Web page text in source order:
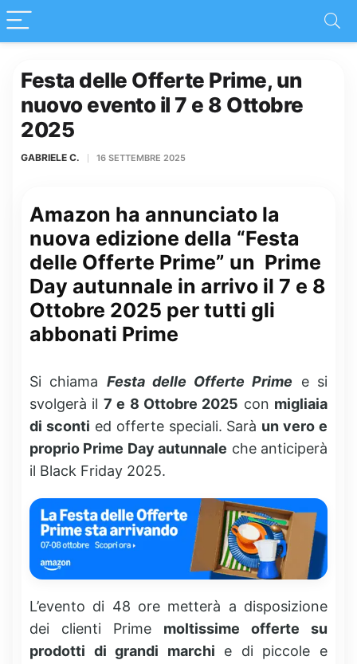
Festa delle Offerte Prime, un
nuovo evento il 7 e 8 Ottobre
2025
GABRIELE C. 16 SETTEMBRE 2025
Amazon ha annunciato la
nuova edizione della “Festa
delle Offerte Prime” un Prime
Day autunnale in arrivo il 7 e 8
Ottobre 2025 per tutti gli
abbonati Prime
Si chiama Festa delle Offerte Prime e si
svolgerà il 7 e 8 Ottobre 2025 con migliaia
di sconti ed offerte speciali. Sarà un vero e
proprio Prime Day autunnale che anticiperà
il Black Friday 2025.
L’evento di 48 ore metterà a disposizione
dei clienti Prime moltissime offerte su
prodotti di grandi marchi e di piccole e